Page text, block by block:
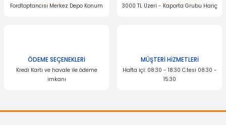
Fordtoptancısı Merkez Depo Konum 3000 TL Üzeri - Kaporta Grubu Hariç
ÖDEME SEÇENEKLERİ
Kredi Kartı ve havale ile ödeme
imkanı
MÜŞTERİ HİZMETLERİ
Hafta içi: 08:30 - 18:30 C.tesi 08:30 -
15:30